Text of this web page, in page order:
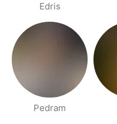
Edris
Pedram